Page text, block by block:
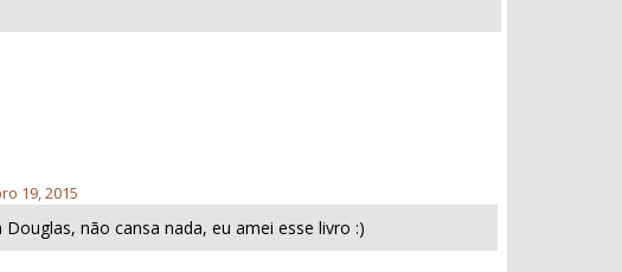
19, 2015
não cansa nada, eu amei esse livro :)